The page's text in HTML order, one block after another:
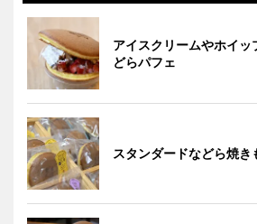
アイスクリームやホイッ
どらパフェ
スタンダードなどら焼き